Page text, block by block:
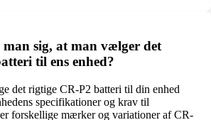
sig, at man vælger det
til ens enhed?
det rigtige CR-P2 batteri til din enhed
specifikationer og krav til
forskellige mærker og variationer af CR-